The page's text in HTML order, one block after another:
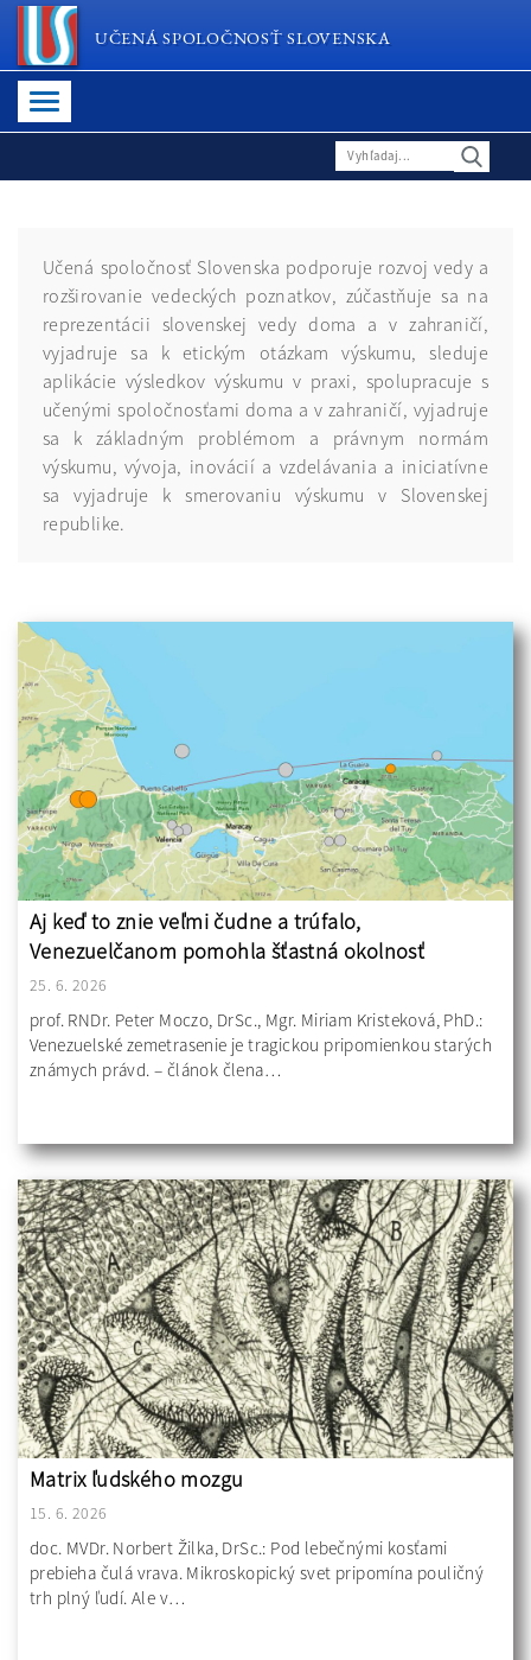
UČENÁ SPOLOČNOSŤ SLOVENSKA
Učená spoločnosť Slovenska podporuje rozvoj vedy a
rozširovanie vedeckých poznatkov, zúčastňuje sa na
reprezentácii slovenskej vedy doma a v zahraničí,
vyjadruje sa k etickým otázkam výskumu, sleduje
aplikácie výsledkov výskumu v praxi, spolupracuje s
učenými spoločnosťami doma a v zahraničí, vyjadruje
sa k základným problémom a právnym normám
výskumu, vývoja, inovácií a vzdelávania a iniciatívne
sa vyjadruje k smerovaniu výskumu v Slovenskej
republike.
Aj keď to znie veľmi čudne a trúfalo,
Venezuelčanom pomohla šťastná okolnosť
25. 6. 2026
prof. RNDr. Peter Moczo, DrSc., Mgr. Miriam Kristeková, PhD.:
Venezuelské zemetrasenie je tragickou pripomienkou starých
známych právd. – článok člena…
Matrix ľudského mozgu
15. 6. 2026
doc. MVDr. Norbert Žilka, DrSc.: Pod lebečnými kosťami
prebieha čulá vrava. Mikroskopický svet pripomína pouličný
trh plný ľudí. Ale v…